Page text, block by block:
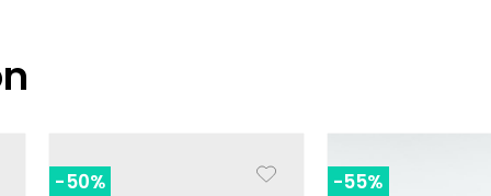
-50% -55%